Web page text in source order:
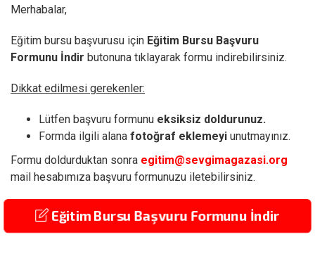
Merhabalar,
Eğitim bursu başvurusu için Eğitim Bursu Başvuru
Formunu İndir butonuna tıklayarak formu indirebilirsiniz.
Dikkat edilmesi gerekenler:
Lütfen başvuru formunu eksiksiz doldurunuz.
Formda ilgili alana fotoğraf eklemeyi unutmayınız.
Formu doldurduktan sonra egitim@sevgimagazasi.org
mail hesabımıza başvuru formunuzu iletebilirsiniz.
Eğitim Bursu Başvuru Formunu İndir